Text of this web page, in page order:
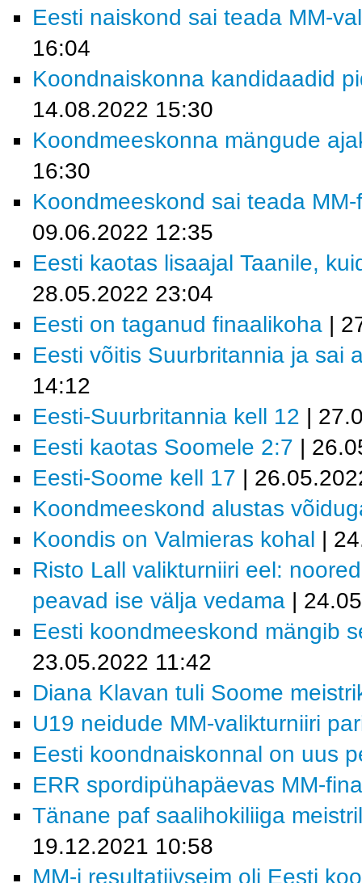
Eesti naiskond sai teada MM-
16:04
Koondnaiskonna kandidaadid
14.08.2022 15:30
Koondmeeskonna mängude
16:30
Koondmeeskond sai teada
09.06.2022 12:35
Eesti kaotas lisaajal Taanile,
28.05.2022 23:04
Eesti on taganud finaalikoha |
Eesti võitis Suurbritannia ja sai
14:12
Eesti-Suurbritannia kell 12 |
Eesti kaotas Soomele 2:7 |
Eesti-Soome kell 17 |
Koondmeeskond alustas
Koondis on Valmieras kohal |
Risto Lall valikturniiri eel:
peavad ise välja vedama |
Eesti koondmeeskond mängib
23.05.2022 11:42
Diana Klavan tuli Soome
U19 neidude MM-valikturniiri
Eesti koondnaiskonnal on uus
ERR spordipühapäevas MM-
Tänane paf saalihokiliiga
19.12.2021 10:58
MM-i resultatiivseim oli Eesti